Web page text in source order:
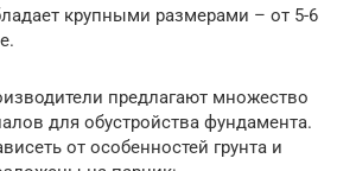
крупными размерами – от 5-6
предлагают множество
для обустройства фундамента.
от особенностей грунта и